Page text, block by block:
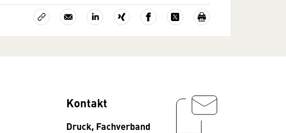
Kontakt
Druck, Fachverband